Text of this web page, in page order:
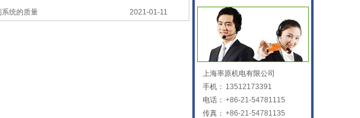
2021-01-11
统的质量 百超Bystronic喷嘴
KTB2陶瓷体
上海率原机电有限公司
手机： 13512173391
电话： +86-21-54781115
传真： +86-21-54781135